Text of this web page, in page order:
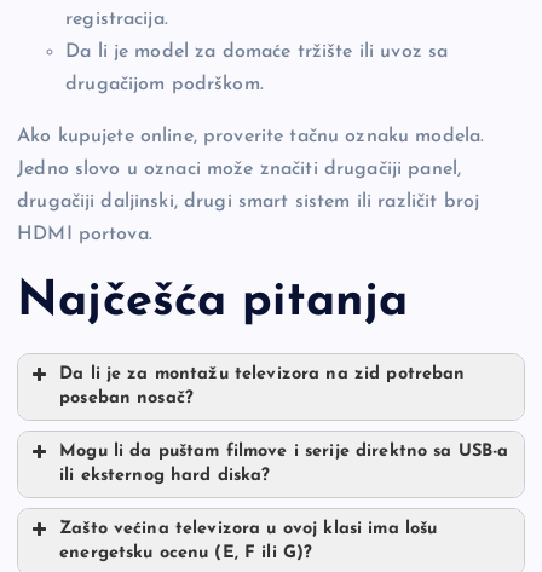
registracija.
Da li je model za domaće tržište ili uvoz sa
drugačijom podrškom.
Ako kupujete online, proverite tačnu oznaku modela.
Jedno slovo u oznaci može značiti drugačiji panel,
drugačiji daljinski, drugi smart sistem ili različit broj
HDMI portova.
Najčešća pitanja
Da li je za montažu televizora na zid potreban
poseban nosač?
Mogu li da puštam filmove i serije direktno sa USB-a
ili eksternog hard diska?
Zašto većina televizora u ovoj klasi ima lošu
energetsku ocenu (E, F ili G)?